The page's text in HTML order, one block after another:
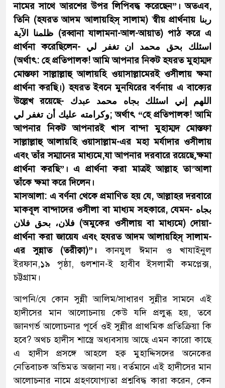
নামের সাথে আরশের উপর লিপিবদ্ধ করেছেন”। অতএব,
তিনি (হযরত আদম আলায়হিস্ সালাম) স্বীয় প্রার্থনায় ربنا
ظلمنا الآية (রব্বানা যালামনা-আল-আয়াত) পাঠ করে এ
প্রার্থনা করেছিলেন- اسئلك بحق محمد ان تغفر لي
(অর্থাৎ: হে প্রতিপালক! আমি আপনার নিকট হযরত মুহাম্মদ
মোস্তফা সাল্লাল্লাহু আলায়হি ওয়াসাল্লামেরই ওসীলায় ক্ষমা
প্রার্থনা করছি।) হযরত ইবনে মুনযিরের বর্ণনায় এ বাক্যের
উল্লেখ রয়েছে- اللهم إني اسئلك بجاه محمد عبدك
وكرامته عليك أن تغفر لي; অর্থাৎ “হে প্রতিপালক! আমি
আপনার নিকট আপনারই খাস বান্দা মুহাম্মদ মোস্তফা
সাল্লাল্লাহু আলায়হি ওয়াসাল্লাম-এর মহা মর্যাদার ওসীলায়
এবং তাঁর সম্মানের মাধ্যমে,যা আপনার দরবারে রয়েছে,ক্ষমা
প্রার্থনা করছি”। এ প্রার্থনা করা মাত্রই আল্লাহ তা’আলা
তাঁকে ক্ষমা করে দিলেন।
মাসআলা: এ বর্ণনা থেকে প্রমাণিত হয় যে, আল্লাহর দরবারে
মাকবূল বান্দাদের ওসীলা বা মাধ্যম সহকারে, যেমন- بجاه
فلان، بحق فلان (অমুকের ওসীলায় বা মাধ্যমে) দোয়া-
প্রার্থনা করা জায়েয এবং হযরত আদম আলায়হিস্ সালাম-
এর সুন্নাত (তরীক্বা)”। কানযুল ঈমান ও খাযাইনুল
ইরফান,১৯ পৃষ্ঠা, গুলশান-ই হাবীব ইসলামী কমপ্লেক্স,
চট্টগ্রাম।
আপনি/যে কোন সুন্নী আলিম/সাধারণ সুন্নীর সামনে এই
হাদীসের মান আলোচনায় কেউ যদি প্রলুব্ধ হয়, তবে
জ্ঞানগর্ভ আলোচনার পূর্বে ওই সুন্নীর প্রাথমিক প্রতিক্রিয়া কি
হবে? অথচ হাদীস শাস্ত্রে অধ্যবসায় আছে এমন কারো কাছে
এ হাদীস প্রসঙ্গে আহলে হক্ব মুহাদ্দিসদের অনেকের
নেতিবাচক অভিমত অজানা নয়। বর্তমানে এই হাদীসের মান
আলোচনার নামে গ্রহণযোগ্যতা প্রশ্নবিদ্ধ কারা করেন, কেন